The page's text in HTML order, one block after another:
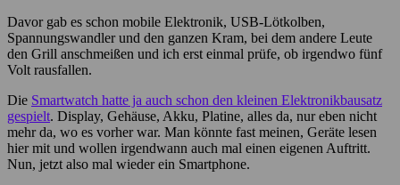
Davor gab es schon mobile Elektronik, USB-Lötkolben,
Spannungswandler und den ganzen Kram, bei dem andere Leute
den Grill anschmeißen und ich erst einmal prüfe, ob irgendwo fünf
Volt rausfallen.
Die Smartwatch hatte ja auch schon den kleinen Elektronikbausatz
gespielt. Display, Gehäuse, Akku, Platine, alles da, nur eben nicht
mehr da, wo es vorher war. Man könnte fast meinen, Geräte lesen
hier mit und wollen irgendwann auch mal einen eigenen Auftritt.
Nun, jetzt also mal wieder ein Smartphone.